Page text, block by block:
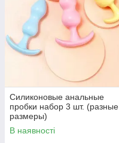
Силиконовые анальные
пробки набор 3 шт. (разные
размеры)
В наявності